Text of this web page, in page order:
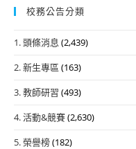
校務公告分類
1. 頭條消息 (2,439)
2. 新生專區 (163)
3. 教師研習 (493)
4. 活動&競賽(2,630)
5. 榮譽榜(182)